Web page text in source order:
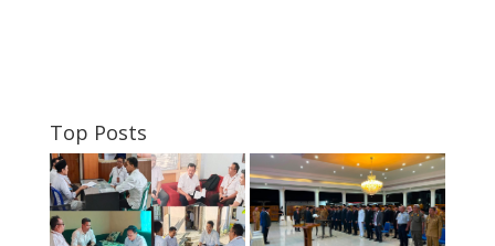
Top Posts